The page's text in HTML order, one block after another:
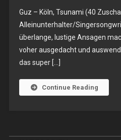
Guz – Köln, Tsunami (40
Alleinunterhalter/
überlange, lustige Ansagen
voher ausgedacht und
das super […]
Continue Reading